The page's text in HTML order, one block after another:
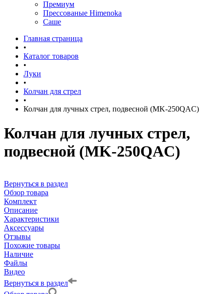
Премиум
Прессованые Himenoka
Саше
Главная страница
•
Каталог товаров
•
Луки
•
Колчан для стрел
•
Колчан для лучных стрел, подвесной (MK-250QAC)
Колчан для лучных стрел,
подвесной (MK-250QAC)
Вернуться в раздел
Обзор товара
Комплект
Описание
Характеристики
Аксессуары
Отзывы
Похожие товары
Наличие
Файлы
Видео
Вернуться в раздел